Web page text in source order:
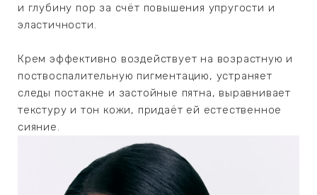
И
и глубину пор за счёт повышения упругости и
эластичности.
Крем эффективно воздействует на возрастную и
поствоспалительную пигментацию, устраняет
следы постакне и застойные пятна, выравнивает
текстуру и тон кожи, придаёт ей естественное
сияние.